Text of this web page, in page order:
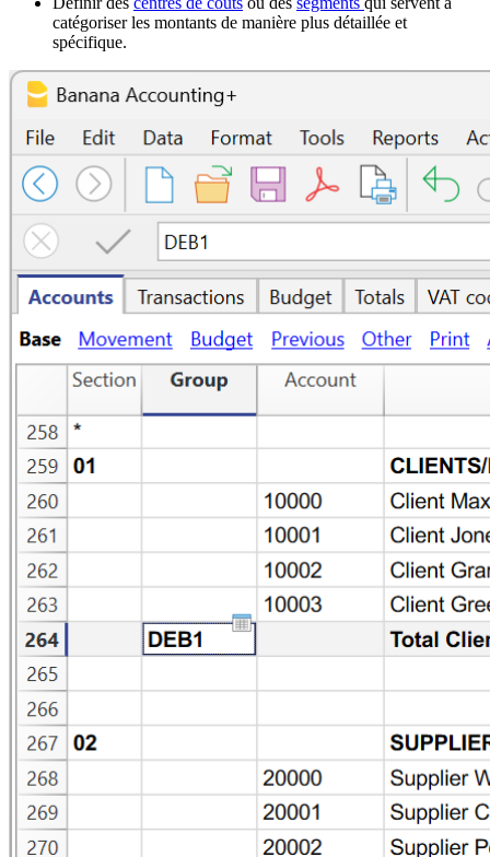
catégoriser les montants de manière plus détaillée et
spécifique.